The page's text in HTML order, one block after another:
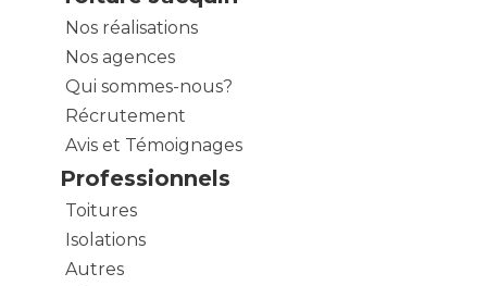
Nos réalisations
Nos agences
Qui sommes-nous?
Récrutement
Avis et Témoignages
Professionnels
Toitures
Isolations
Autres